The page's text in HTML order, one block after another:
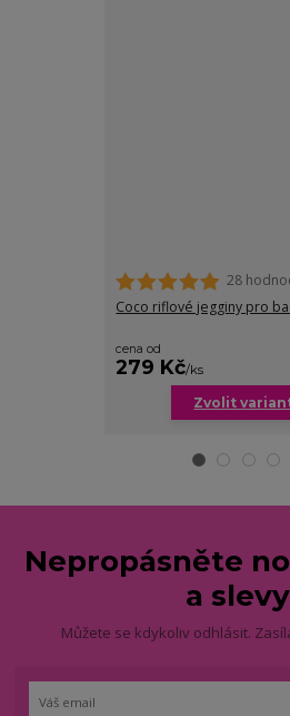
28
Coco riflové jegginy pro
cena od
279 Kč/ks
Zvolit
Nepropásněte
a
Můžete se kdykoliv odhlásit.